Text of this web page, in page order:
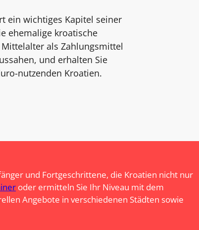
ein wichtiges Kapitel seiner
ehemalige kroatische
als Zahlungsmittel
und erhalten Sie
nutzenden Kroatien.
und Fortgeschrittene, die Kroatien nicht nur
oder ermitteln Sie Ihr Niveau mit dem
Angebote in verschiedenen Städten sowie